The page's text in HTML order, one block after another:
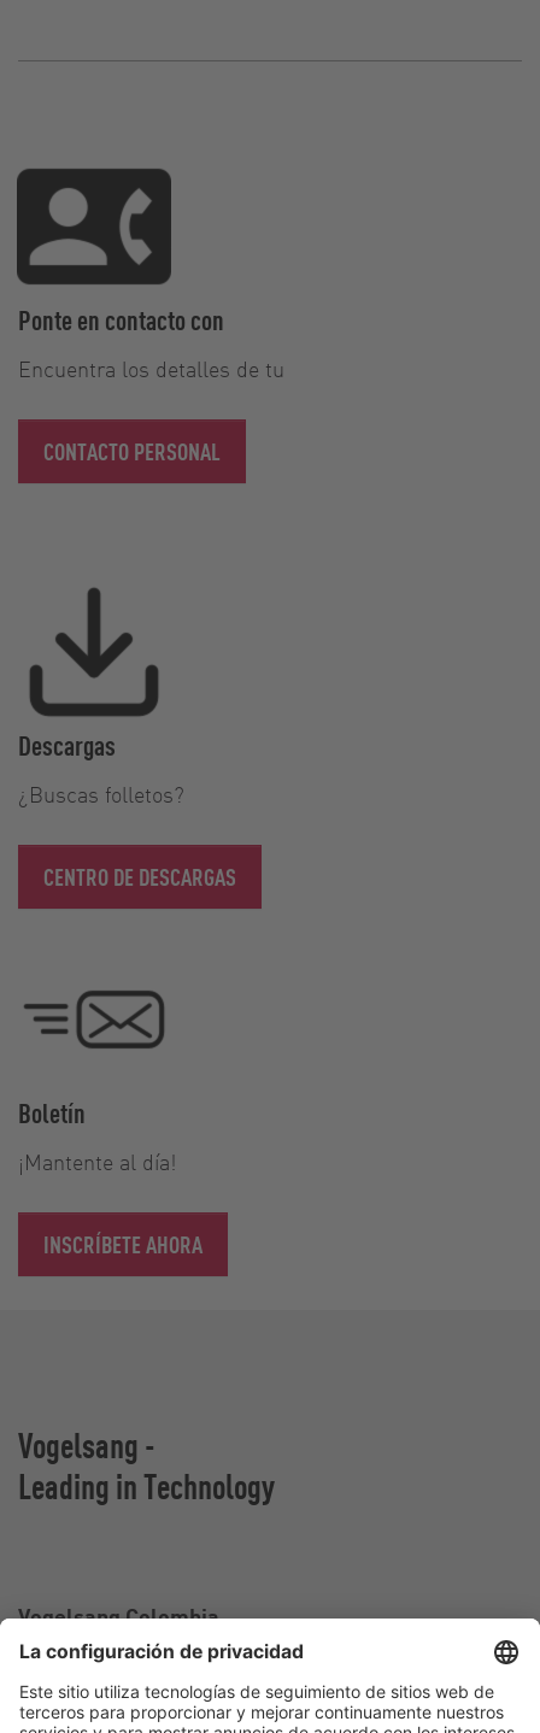
Ponte en contacto con
Encuentra los detalles de tu
CONTACTO PERSONAL
Descargas
¿Buscas folletos?
CENTRO DE DESCARGAS
Boletín
¡Mantente al día!
INSCRÍBETE AHORA
Vogelsang -
Leading in Technology
Vogelsang Colombia
Oficina de ventas en Colombia
Calle 2 sur#
25-217 Medellín